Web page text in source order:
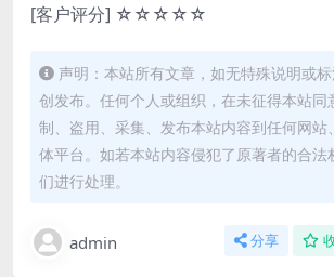
[客户评分] ☆☆☆☆☆
声明：本站所有文章，如无特殊说明或
创发布。任何个人或组织，在未征得本站同
制、盗用、采集、发布本站内容到任何网站
体平台。如若本站内容侵犯了原著者的合法
们进行处理。
admin 分享